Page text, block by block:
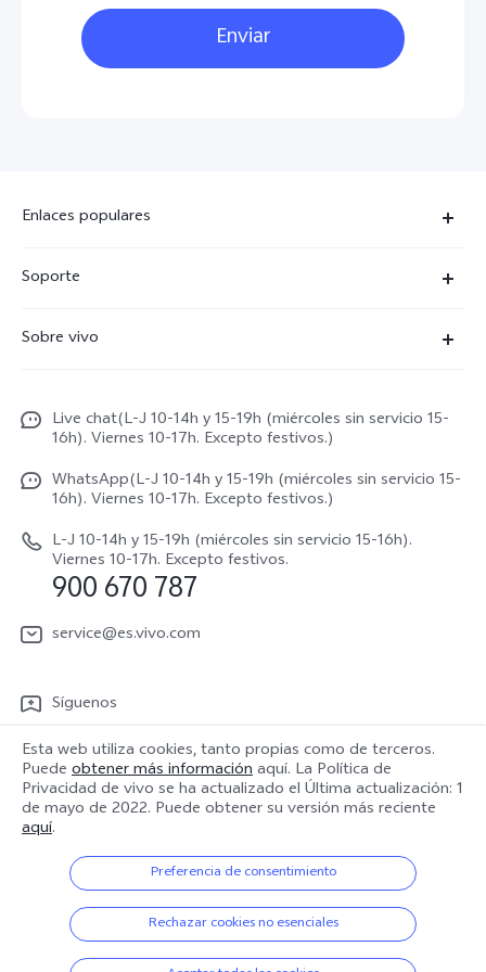
Enviar
Enlaces populares
X300
V70 5G
V70 FE
V70 Lite 5G
Y31 5G
Soporte
Autenticación de IMEI
Gestión de reparaciones
Manual de usuario
Actualización de sistema
Actualizar registro
Instrucciones de Garantía
Sobre vivo
Netiqueta vivo
Avisos legales
Acerca de nosotros
Sostenibilidad
Centro de privacidad de vivo
Live chat(L-J 10-14h y 15-19h (miércoles sin servicio 15-
16h). Viernes 10-17h. Excepto festivos.)
WhatsApp(L-J 10-14h y 15-19h (miércoles sin servicio 15-
16h). Viernes 10-17h. Excepto festivos.)
L-J 10-14h y 15-19h (miércoles sin servicio 15-16h).
Viernes 10-17h. Excepto festivos.
900 670 787
service@es.vivo.com
Síguenos
España | Seleccione país/región
© 2026 vivo Mobile Communication Co., Ltd. Todos los derechos
reservados.
Esta web utiliza cookies, tanto propias como de terceros.
Puede obtener más informaciónaquí. La Política de
Privacidad de vivo se ha actualizado el Última actualización: 1
de mayo de 2022. Puede obtener su versión más reciente
aquí.
Preferencia de consentimiento
Rechazar cookies no esenciales